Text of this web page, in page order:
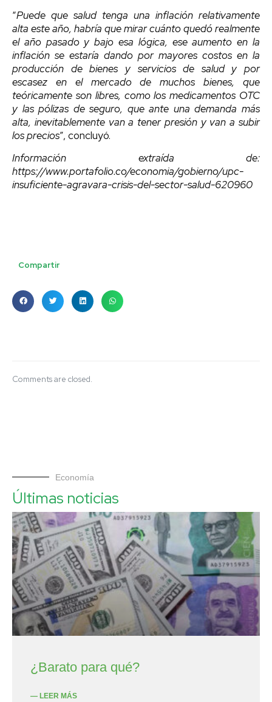
“Puede que salud tenga una inflación relativamente
alta este año, habría que mirar cuánto quedó realmente
el año pasado y bajo esa lógica, ese aumento en la
inflación se estaría dando por mayores costos en la
producción de bienes y servicios de salud y por
escasez en el mercado de muchos bienes, que
teóricamente son libres, como los medicamentos OTC
y las pólizas de seguro, que ante una demanda más
alta, inevitablemente van a tener presión y van a subir
los precios”, concluyó.
Información extraída de:
https://www.portafolio.co/economia/gobierno/upc-
insuficiente-agravara-crisis-del-sector-salud-620960
Compartir
Comments are closed.
Economía
Últimas noticias
¿Barato para qué?
— LEER MÁS